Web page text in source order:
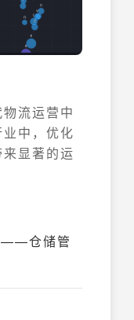
流运营中
中，优化
显著的运
——仓储管